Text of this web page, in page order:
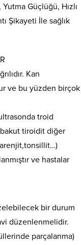
Güçlüğü, Hızlı
Şikayeti İle sağlık
Kan
ve bu yüzden birçok
troid
tiroidit diğer
ve hastalar
bir durum
düzenlenmelidir.
parçalanma)